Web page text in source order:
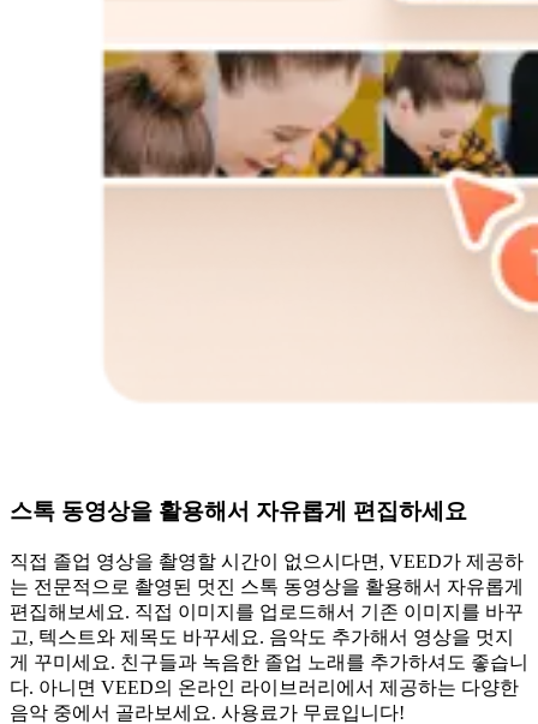
스톡 동영상을 활용해서 자유롭게 편집하세요
직접 졸업 영상을 촬영할 시간이 없으시다면, VEED가 제공하
는 전문적으로 촬영된 멋진 스톡 동영상을 활용해서 자유롭게
편집해보세요. 직접 이미지를 업로드해서 기존 이미지를 바꾸
고, 텍스트와 제목도 바꾸세요. 음악도 추가해서 영상을 멋지
게 꾸미세요. 친구들과 녹음한 졸업 노래를 추가하셔도 좋습니
다. 아니면 VEED의 온라인 라이브러리에서 제공하는 다양한
음악 중에서 골라보세요. 사용료가 무료입니다!